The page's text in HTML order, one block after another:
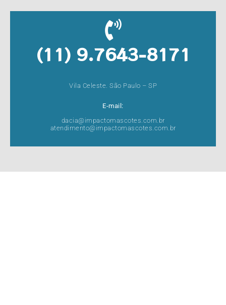
(11) 9.7643-8171
Vila Celeste. São Paulo – SP
E-mail:
dacia@impactomascotes.com.br
atendimento@impactomascotes.com.br